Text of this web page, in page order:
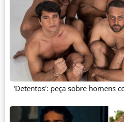
'Detentos': peça sobre homens